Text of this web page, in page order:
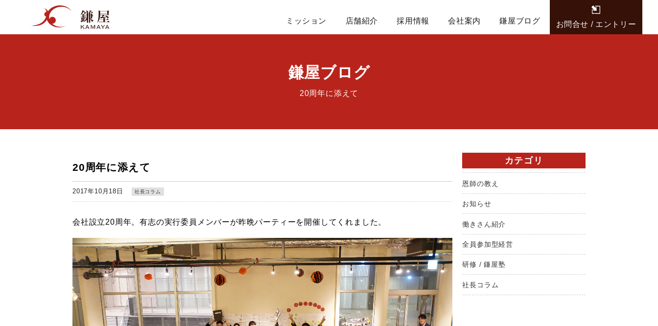
ミッション 店舗紹介 採用情報 会社案内 鎌屋ブログ お問合せ / エントリー
鎌屋ブログ
20周年に添えて
20周年に添えて
2017年10月18日 社長コラム
会社設立20周年。有志の実行委員メンバーが昨晩パーティーを開催してくれました。
カテゴリ
恩師の教え
お知らせ
働きさん紹介
全員参加型経営
研修 / 鎌屋塾
社長コラム